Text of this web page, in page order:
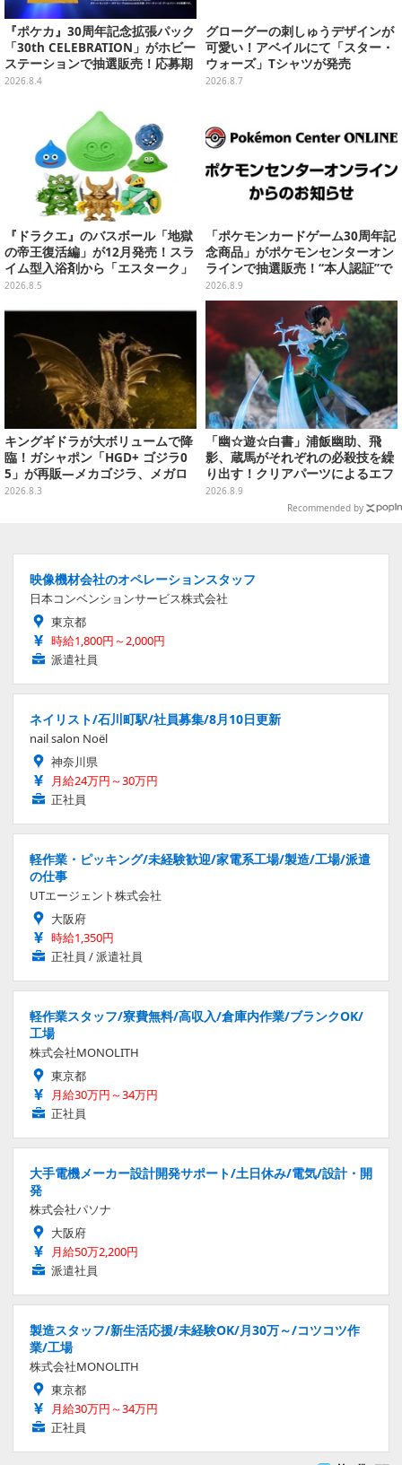
『ポケカ』30周年記念拡張パック
「30th CELEBRATION」がホビー
ステーションで抽選販売！応募期
間は8月6日23時59分まで
2026.8.4
グローグーの刺しゅうデザインが
可愛い！アベイルにて「スター・
ウォーズ」Tシャツが発売
2026.8.7
『ドラクエ』のバスボール「地獄
の帝王復活編」が12月発売！スラ
イム型入浴剤から「エスターク」
「デスピサロ」ら6体が飛び出す
2026.8.5
「ポケモンカードゲーム30周年記
念商品」がポケモンセンターオン
ラインで抽選販売！“本人認証”で
当選率アップ
2026.8.9
キングギドラが大ボリュームで降
臨！ガシャポン「HGD+ ゴジラ0
5」が再販―メカゴジラ、メガロ
なども揃った全4種
2026.8.3
「幽☆遊☆白書」浦飯幽助、飛
影、蔵馬がそれぞれの必殺技を繰
り出す！クリアパーツによるエフ
ェクト演出で迫力満載
2026.8.9
Recommended by
映像機材会社のオペレーションスタッフ
日本コンベンションサービス株式会社
東京都
時給1,800円～2,000円
派遣社員
ネイリスト/石川町駅/社員募集/8月10日更新
nail salon Noël
神奈川県
月給24万円～30万円
正社員
軽作業・ピッキング/未経験歓迎/家電系工場/製造/工場/派遣
の仕事
UTエージェント株式会社
大阪府
時給1,350円
正社員 / 派遣社員
軽作業スタッフ/寮費無料/高収入/倉庫内作業/ブランクOK/
工場
株式会社MONOLITH
東京都
月給30万円～34万円
正社員
大手電機メーカー設計開発サポート/土日休み/電気/設計・開
発
株式会社パソナ
大阪府
月給50万2,200円
派遣社員
製造スタッフ/新生活応援/未経験OK/月30万～/コツコツ作
業/工場
株式会社MONOLITH
東京都
月給30万円～34万円
正社員